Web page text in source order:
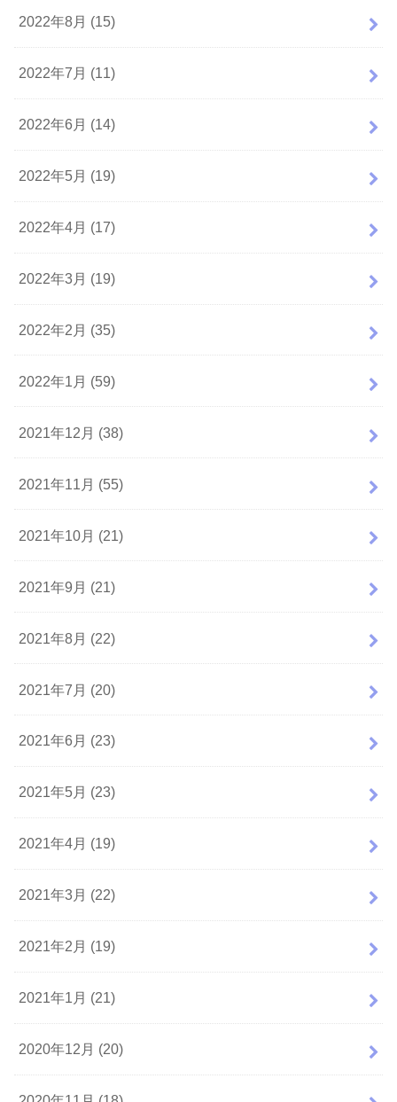
2022年8月 (15)
2022年7月 (11)
2022年6月 (14)
2022年5月 (19)
2022年4月 (17)
2022年3月 (19)
2022年2月 (35)
2022年1月 (59)
2021年12月 (38)
2021年11月 (55)
2021年10月 (21)
2021年9月 (21)
2021年8月 (22)
2021年7月 (20)
2021年6月 (23)
2021年5月 (23)
2021年4月 (19)
2021年3月 (22)
2021年2月 (19)
2021年1月 (21)
2020年12月 (20)